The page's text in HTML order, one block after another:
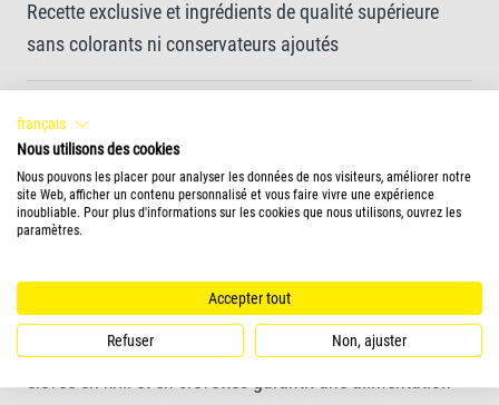
Recette exclusive et ingrédients de qualité supérieure
sans colorants ni conservateurs ajoutés
Forme de l'aliment
sticks
Tetra ReptoMin Energy est un aliment complémentaire
nutritif destiné à toutes les tortues aquatiques. La teneur
français
Nous utilisons des cookies
Nous pouvons les placer pour analyser les données de nos visiteurs, améliorer notre
site Web, afficher un contenu personnalisé et vous faire vivre une expérience
inoubliable. Pour plus d'informations sur les cookies que nous utilisons, ouvrez les
paramètres.
Accepter tout
Refuser Non, ajuster